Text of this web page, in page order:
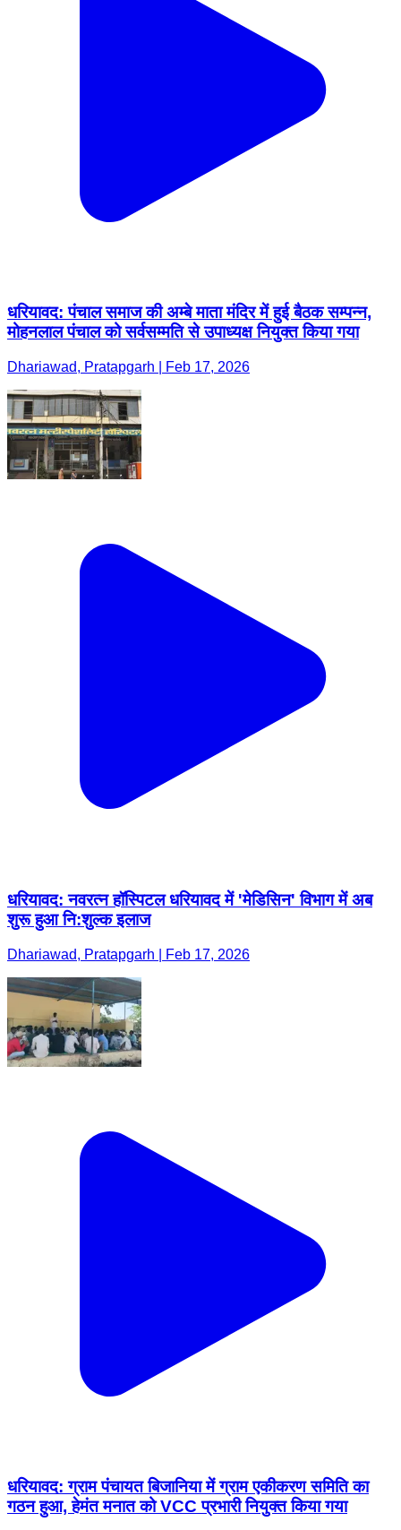
धरियावद: पंचाल समाज की अम्बे माता मंदिर में हुई बैठक सम्पन्न,
मोहनलाल पंचाल को सर्वसम्मति से उपाध्यक्ष नियुक्त किया गया
Dhariawad, Pratapgarh | Feb 17, 2026
धरियावद: नवरत्न हॉस्पिटल धरियावद में 'मेडिसिन' विभाग में अब
शुरू हुआ नि:शुल्क इलाज
Dhariawad, Pratapgarh | Feb 17, 2026
धरियावद: ग्राम पंचायत बिजानिया में ग्राम एकीकरण समिति का
गठन हुआ, हेमंत मनात को VCC प्रभारी नियुक्त किया गया